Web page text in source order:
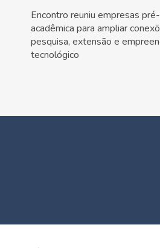
Encontro reuniu empresas
acadêmica para ampliar
pesquisa, extensão e
tecnológico